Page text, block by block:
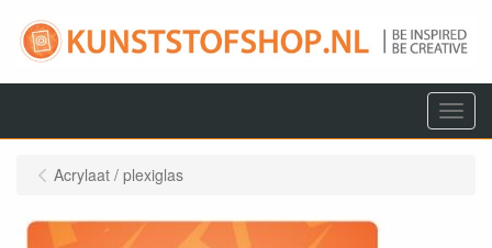
Menu
Acrylaat / plexiglas